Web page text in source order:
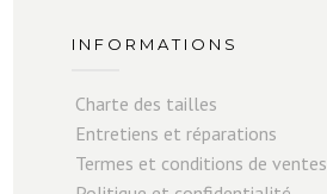
INFORMATIONS
Charte des tailles
Entretiens et réparations
Termes et conditions de ventes